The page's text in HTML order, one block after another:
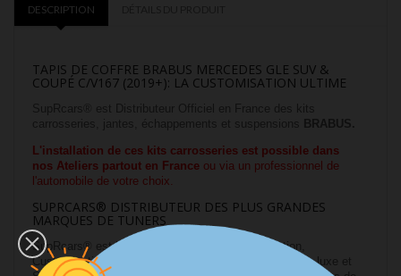
DESCRIPTION
TAPIS DE COFFRE BRABUS MERCEDES GLE SUV &
COUPÉ C/V167 (2019+): LA CUSTOMISATION ULTIME
L'installation de ces kits carrosseries est possible dans
nos Ateliers partout en France ou via un professionnel de
l'automobile de votre choix.
SUPRCARS® DISTRIBUTEUR DES PLUS GRANDES
MARQUES DE TUNERS
SupRcars® est le spécialiste de la Personnalisation,
Customisation, Tuning et Optimisation sur véhicule de luxe et